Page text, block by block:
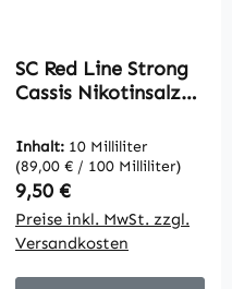
SC Red Line Strong
Cassis Nikotinsalz
Inhalt: 10 Milliliter
(89,00 € / 100 Milliliter)
Regulärer Preis:
9,50 €
Preise inkl. MwSt. zzgl.
Versandkosten